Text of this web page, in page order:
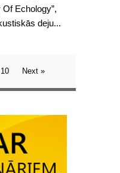
Echology”,
deju...
10 Next »